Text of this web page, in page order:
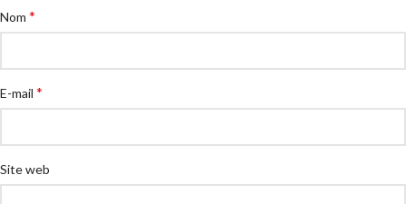
Nom *
E-mail *
Site web